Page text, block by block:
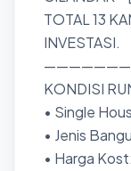
TOTAL 13
INVESTASI.
KONDISI
• Single
• Jenis
• Harga